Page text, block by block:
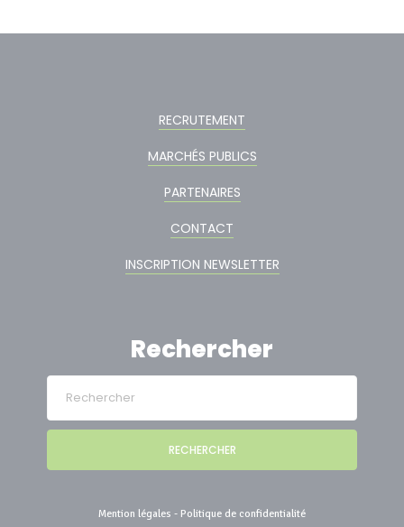
RECRUTEMENT
MARCHÉS PUBLICS
PARTENAIRES
CONTACT
INSCRIPTION NEWSLETTER
Rechercher
RECHERCHER
Mention légales - Politique de confidentialité